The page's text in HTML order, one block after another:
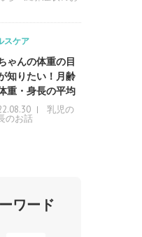
スケア
ゃんの体重の目
知りたい！月齢
重・身長の平均
乳児の
のお話
ワード